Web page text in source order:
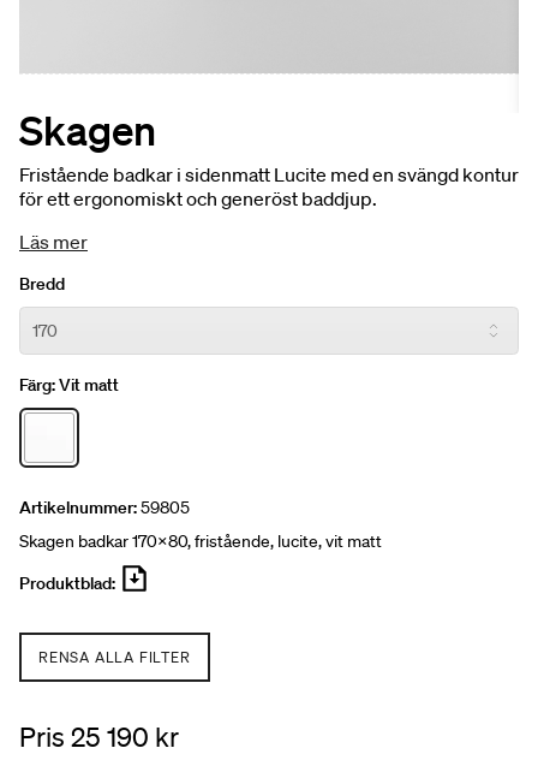
Skagen
Fristående badkar i sidenmatt Lucite med en svängd kontur
för ett ergonomiskt och generöst baddjup.
Läs mer
Bredd
Färg:Vit matt
Artikelnummer:59805
Skagen badkar 170x80, fristående, lucite, vit matt
Produktblad:
RENSA ALLA FILTER
Pris 25 190 kr